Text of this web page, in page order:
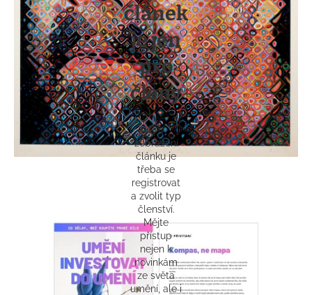
článek
je jen
pro
členy
Pro
zobrazení
článku je
třeba se
registrovat
a zvolit typ
členství.
Mějte
přístup
nejen k
novinkám
ze světa
umění, ale i